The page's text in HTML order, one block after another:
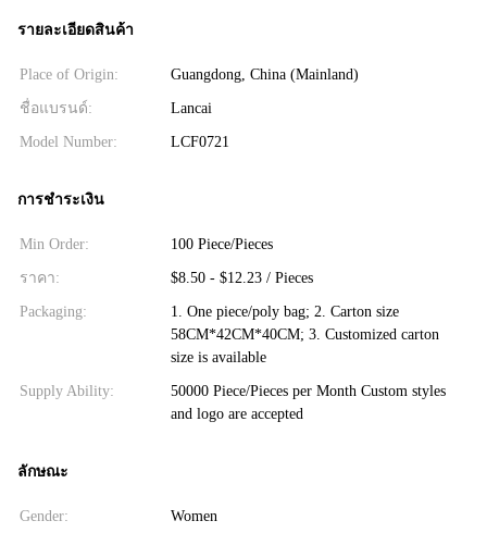
รายละเอียดสินค้า
Place of Origin: Guangdong, China (Mainland)
ชื่อแบรนด์: Lancai
Model Number: LCF0721
การชำระเงิน
Min Order: 100 Piece/Pieces
ราคา: $8.50 - $12.23 / Pieces
Packaging:
1. One piece/poly bag; 2. Carton size
58CM*42CM*40CM; 3. Customized carton
size is available
Supply Ability:
50000 Piece/Pieces per Month Custom styles
and logo are accepted
ลักษณะ
Gender: Women